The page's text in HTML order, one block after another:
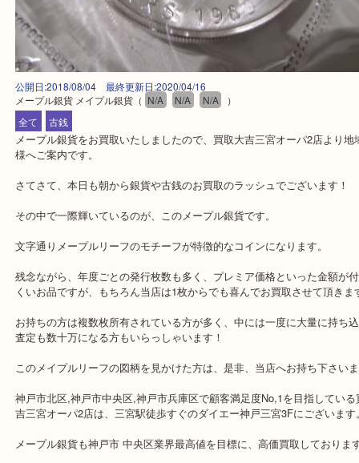
メープル銀貨 メイプル銀貨（ N/A N/A N/A ）
全て
古銭
メープル銀貨をお買取いたしましたので、買取大吉三宮オーパ2店
様へご案内です。
さてさて、本日も朝から銀貨や古銭のお買取のラッシュでございま
文字通りメープルリーフのモチーフが特徴的なコインになります。
残念ながら、年度ごとの発行枚数も多く、プレミア価格といった金
くいお品ですが、もちろん当店は1枚からでも喜んでお買取させて
お持ちの方は複数枚所有されている方が多く、中には一度に大量に
査定も数十万になる方もいらっしゃいます！